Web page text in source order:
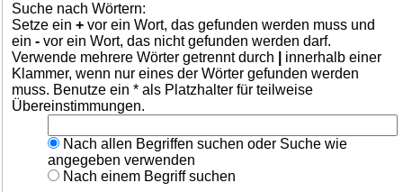
Suche nach Wörtern:
Setze ein + vor ein Wort, das gefunden werden muss und
ein - vor ein Wort, das nicht gefunden werden darf.
Verwende mehrere Wörter getrennt durch
innerhalb einer
Klammer, wenn nur eines der Wörter gefunden werden
muss. Benutze ein * als Platzhalter für teilweise
Übereinstimmungen.
Nach allen Begriffen suchen oder Suche wie
angegeben verwenden
Nach einem Begriff suchen